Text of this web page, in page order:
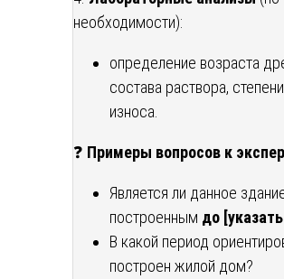
необходимости):
определение возраста
состава раствора,
износа.
❓ Примеры вопросов к
Является ли данное
построенным до [указать
В какой период
построен жилой дом?